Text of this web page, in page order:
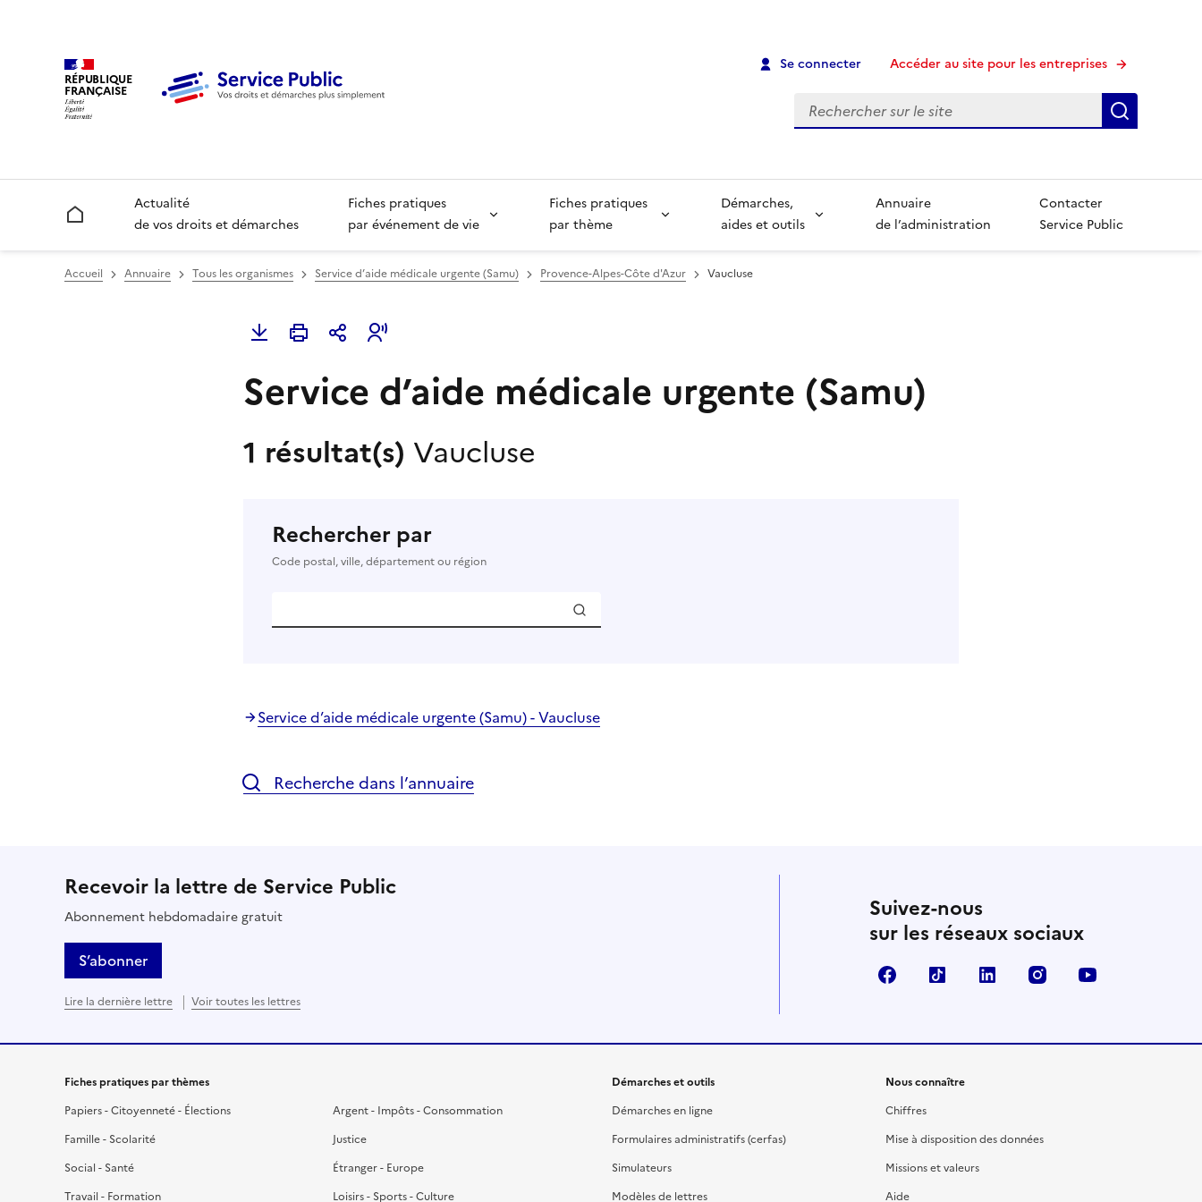
RÉPUBLIQUE
FRANÇAISE
Se connecter Accéder au site pour les entreprises
Recherche
Accueil
Actualité
de vos droits et démarches
Fiches pratiques
par événement de vie
Fiches pratiques
par thème
Démarches,
aides et outils
Annuaire
de l’administration
Contacter
Service Public
Accueil Annuaire Tous les organismes Service d’aide médicale urgente (Samu) Provence-Alpes-Côte d'Azur Vaucluse
Service d’aide médicale urgente (Samu)
1 résultat(s) Vaucluse
Rechercher par
Code postal, ville, département ou région
Service d’aide médicale urgente (Samu) - Vaucluse
Recherche dans l’annuaire
Recevoir la lettre de Service Public
Abonnement hebdomadaire gratuit
S’abonner
Lire la dernière lettre Voir toutes les lettres
Suivez-nous
sur les réseaux sociaux
FacebookTikTok LinkedIn Instagram
Fiches pratiques par thèmes
Papiers - Citoyenneté - Élections
Famille - Scolarité
Social - Santé
Travail - Formation
Argent - Impôts - Consommation
Justice
Étranger - Europe
Loisirs - Sports - Culture
Démarches et outils
Démarches en ligne
Formulaires administratifs (cerfas)
Simulateurs
Modèles de lettres
Nous connaître
Chiffres
Mise à disposition des données
Missions et valeurs
Aide